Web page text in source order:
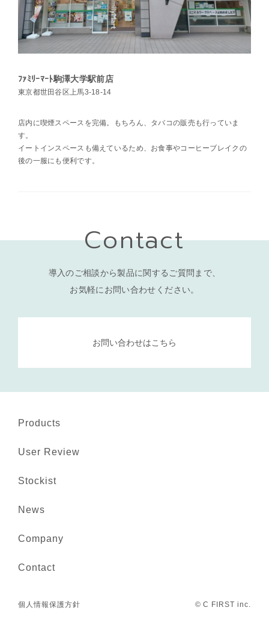
ﾌｧﾐﾘｰﾏｰﾄ駒澤大学駅前店
東京都世田谷区上馬3-18-14
店内に喫煙スペースを完備。もちろん、タバコの販売も行っていま
す。
イートインスペースも備えているため、お食事やコーヒーブレイクの
後の一服にも便利です。
Contact
導入のご相談から製品に関するご質問まで、
お気軽にお問い合わせください。
お問い合わせはこちら
Products
User Review
Stockist
News
Company
Contact
個人情報保護方針 © C FIRST inc.